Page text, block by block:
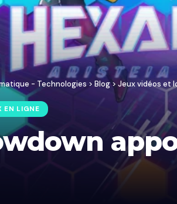
- Technologies > Blog>Jeux vidéos et
EN LIGNE